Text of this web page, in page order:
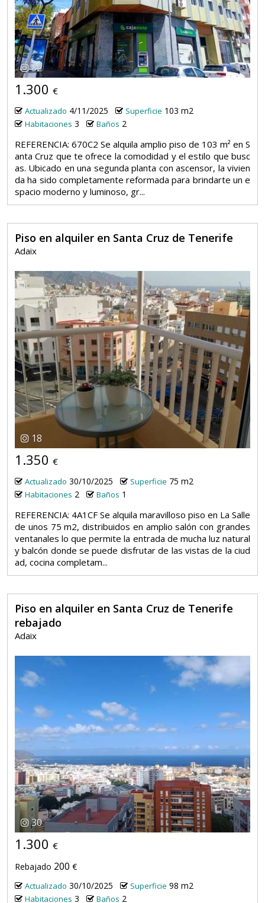
32
1.300 €
Actualizado 4/11/2025 Superficie 103 m2
Habitaciones 3 Baños 2
REFERENCIA: 670C2 Se alquila amplio piso de 103 m² en S
anta Cruz que te ofrece la comodidad y el estilo que busc
as. Ubicado en una segunda planta con ascensor, la vivien
da ha sido completamente reformada para brindarte un e
spacio moderno y luminoso, gr...
Piso en alquiler en Santa Cruz de Tenerife
Adaix
18
1.350 €
Actualizado 30/10/2025 Superficie 75 m2
Habitaciones 2 Baños 1
REFERENCIA: 4A1CF Se alquila maravilloso piso en La Salle
de unos 75 m2, distribuidos en amplio salón con grandes
ventanales lo que permite la entrada de mucha luz natural
y balcón donde se puede disfrutar de las vistas de la ciud
ad, cocina completam...
Piso en alquiler en Santa Cruz de Tenerife
rebajado
Adaix
30
1.300 €
Rebajado 200 €
Actualizado 30/10/2025 Superficie 98 m2
Habitaciones 3 Baños 2